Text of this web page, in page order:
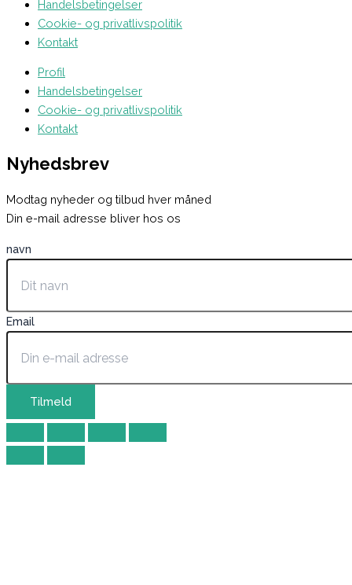
Handelsbetingelser
Cookie- og privatlivspolitik
Kontakt
Profil
Handelsbetingelser
Cookie- og privatlivspolitik
Kontakt
Nyhedsbrev
Modtag nyheder og tilbud hver måned
Din e-mail adresse bliver hos os
navn
Email
Tilmeld